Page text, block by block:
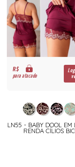
R$
para atacado
LN55 - BABY DOOL EM
RENDA CÍLIOS